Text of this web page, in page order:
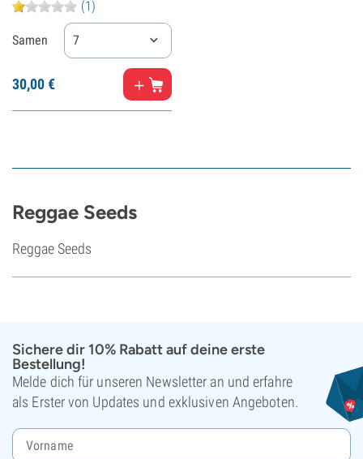
(1)
Samen 7
30,00€
Reggae Seeds
Reggae Seeds
Sichere dir 10% Rabatt auf deine erste
Bestellung!
Melde dich für unseren Newsletter an und erfahre
als Erster von Updates und exklusiven Angeboten.